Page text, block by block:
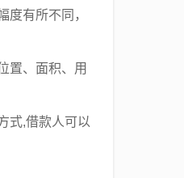
有所不同，
置、面积、用
式,借款人可以